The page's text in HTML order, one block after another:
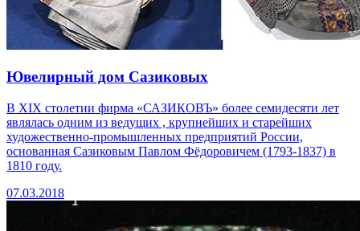
Ювелирный дом Сазиковых
В XIX столетии фирма «САЗИКОВЪ» более семидесяти лет
являлась одним из ведущих , крупнейших и старейших
художественно-промышленных предприятий России,
основанная Сазиковым Павлом Фёдоровичем (1793-1837) в
1810 году.
07.03.2018